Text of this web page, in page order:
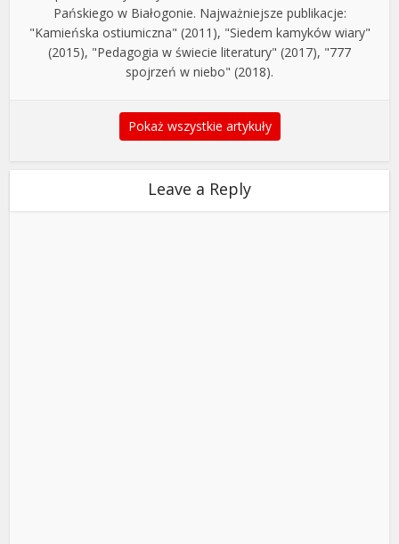
Pańskiego w Białogonie. Najważniejsze publikacje:
"Kamieńska ostiumiczna" (2011), "Siedem kamyków wiary"
(2015), "Pedagogia w świecie literatury" (2017), "777
spojrzeń w niebo" (2018).
Pokaż wszystkie artykuły
Leave a Reply